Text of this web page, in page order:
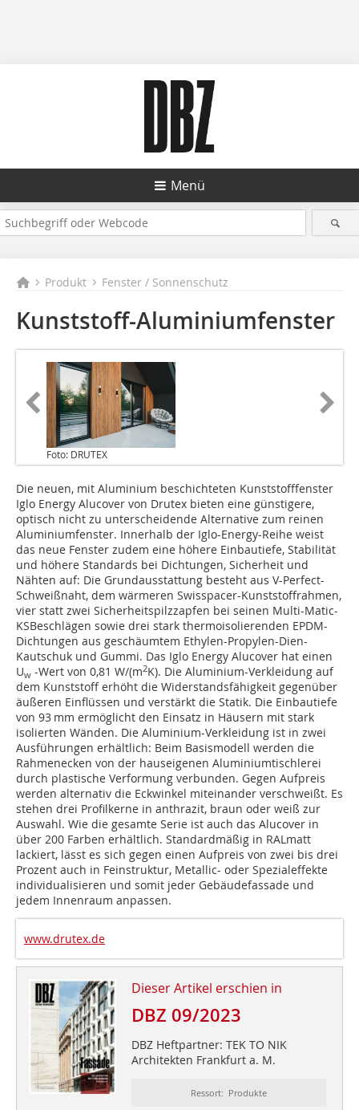
Menü
Produkt Fenster / Sonnenschutz
Kunststoff-Aluminiumfenster
Foto: DRUTEX
Die neuen, mit Aluminium beschichteten Kunststofffenster
Iglo Energy Alucover von Drutex bieten eine günstigere,
optisch nicht zu unterscheidende Alternative zum reinen
Aluminiumfenster. Innerhalb der Iglo-Energy-Reihe weist
das neue Fenster zudem eine höhere Einbautiefe, Stabilität
und höhere Standards bei Dichtungen, Sicherheit und
Nähten auf: Die Grundausstattung besteht aus V-Perfect-
Schweißnaht, dem wärmeren Swisspacer-Kunststoffrahmen,
vier statt zwei Sicherheitspilzzapfen bei seinen Multi-Matic-
KSBeschlägen sowie drei stark thermoisolierenden EPDM-
Dichtungen aus geschäumtem Ethylen-Propylen-Dien-
Kautschuk und Gummi. Das Iglo Energy Alucover hat einen
Uw -Wert von 0,81 W/(m2K). Die Aluminium-Verkleidung auf
dem Kunststoff erhöht die Widerstandsfähigkeit gegenüber
äußeren Einflüssen und verstärkt die Statik. Die Einbautiefe
von 93 mm ermöglicht den Einsatz in Häusern mit stark
isolierten Wänden. Die Aluminium-Verkleidung ist in zwei
Ausführungen erhältlich: Beim Basismodell werden die
Rahmenecken von der hauseigenen Aluminiumtischlerei
durch plastische Verformung verbunden. Gegen Aufpreis
werden alternativ die Eckwinkel miteinander verschweißt. Es
stehen drei Profilkerne in anthrazit, braun oder weiß zur
Auswahl. Wie die gesamte Serie ist auch das Alucover in
über 200 Farben erhältlich. Standardmäßig in RALmatt
lackiert, lässt es sich gegen einen Aufpreis von zwei bis drei
Prozent auch in Feinstruktur, Metallic- oder Spezialeffekte
individualisieren und somit jeder Gebäudefassade und
jedem Innenraum anpassen.
www.drutex.de
Dieser Artikel erschien in
DBZ 09/2023
DBZ Heftpartner: TEK TO NIK
Architekten Frankfurt a. M.
Ressort: Produkte